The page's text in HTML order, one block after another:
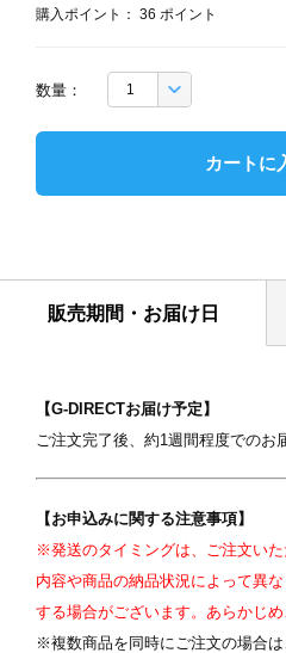
購入ポイント： 36 ポイント
数量：
カートに
販売期間・お届け日
【G-DIRECTお届け予定】
ご注文完了後、約1週間程度でのお
【お申込みに関する注意事項】
※発送のタイミングは、ご注文い
内容や商品の納品状況によって異
する場合がございます。あらかじめ
※複数商品を同時にご注文の場合
表
写真を